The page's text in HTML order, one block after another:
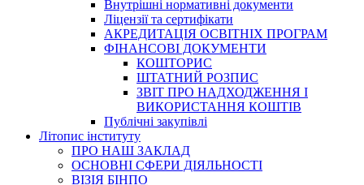
Внутрішні нормативні документи
Ліцензії та сертифікати
АКРЕДИТАЦІЯ ОСВІТНІХ ПРОГРАМ
ФІНАНСОВІ ДОКУМЕНТИ
КОШТОРИС
ШТАТНИЙ РОЗПИС
ЗВІТ ПРО НАДХОДЖЕННЯ І
ВИКОРИСТАННЯ КОШТІВ
Публічні закупівлі
Літопис інституту
ПРО НАШ ЗАКЛАД
ОСНОВНІ СФЕРИ ДІЯЛЬНОСТІ
ВІЗІЯ БІНПО